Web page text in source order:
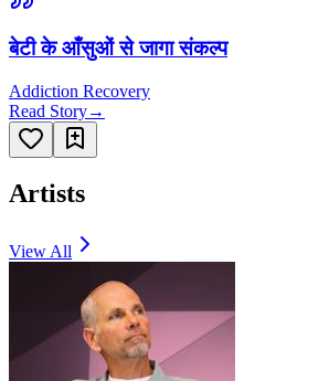
बेटी के आँसुओं से जागा संकल्प
Addiction Recovery
Read Story→
Artists
View All